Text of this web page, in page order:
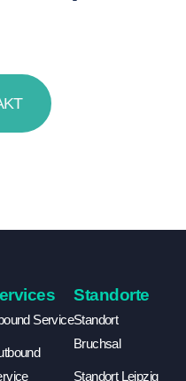
Service
Standorte
Standort
Bruchsal
Standort Leipzig